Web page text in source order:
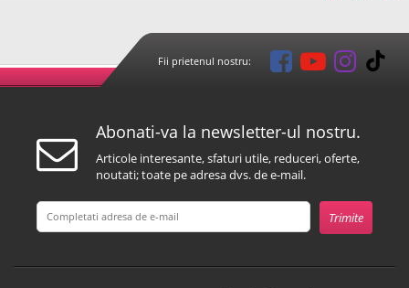
Fii prietenul nostru:
Abonati-va la newsletter-ul nostru.
Articole interesante, sfaturi utile, reduceri, oferte,
noutati; toate pe adresa dvs. de e-mail.